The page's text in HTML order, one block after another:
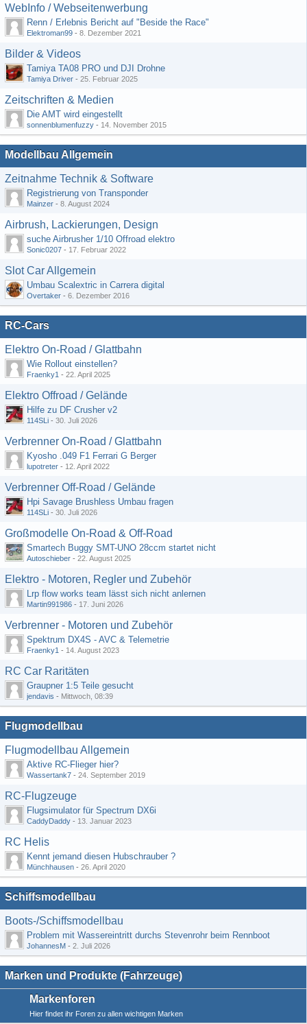
WebInfo / Webseitenwerbung
Renn / Erlebnis Bericht auf "Beside the Race"
Elektroman99 - 8. Dezember 2021
Bilder & Videos
Tamiya TA08 PRO und DJI Drohne
Tamiya Driver - 25. Februar 2025
Zeitschriften & Medien
Die AMT wird eingestellt
sonnenblumenfuzzy - 14. November 2015
Modellbau Allgemein
Zeitnahme Technik & Software
Registrierung von Transponder
Mainzer - 8. August 2024
Airbrush, Lackierungen, Design
suche Airbrusher 1/10 Offroad elektro
Sonic0207 - 17. Februar 2022
Slot Car Allgemein
Umbau Scalextric in Carrera digital
Overtaker - 6. Dezember 2016
RC-Cars
Elektro On-Road / Glattbahn
Wie Rollout einstellen?
Fraenky1 - 22. April 2025
Elektro Offroad / Gelände
Hilfe zu DF Crusher v2
114SLi - 30. Juli 2026
Verbrenner On-Road / Glattbahn
Kyosho .049 F1 Ferrari G Berger
lupotreter - 12. April 2022
Verbrenner Off-Road / Gelände
Hpi Savage Brushless Umbau fragen
114SLi - 30. Juli 2026
Großmodelle On-Road & Off-Road
Smartech Buggy SMT-UNO 28ccm startet nicht
Autoschieber - 22. August 2025
Elektro - Motoren, Regler und Zubehör
Lrp flow works team lässt sich nicht anlernen
Martin991986 - 17. Juni 2026
Verbrenner - Motoren und Zubehör
Spektrum DX4S - AVC & Telemetrie
Fraenky1 - 14. August 2023
RC Car Raritäten
Graupner 1:5 Teile gesucht
jendavis - Mittwoch, 08:39
Flugmodellbau
Flugmodellbau Allgemein
Aktive RC-Flieger hier?
Wassertank7 - 24. September 2019
RC-Flugzeuge
Flugsimulator für Spectrum DX6i
CaddyDaddy - 13. Januar 2023
RC Helis
Kennt jemand diesen Hubschrauber ?
Münchhausen - 26. April 2020
Schiffsmodellbau
Boots-/Schiffsmodellbau
Problem mit Wassereintritt durchs Stevenrohr beim Rennboot
JohannesM - 2. Juli 2026
Marken und Produkte (Fahrzeuge)
Markenforen
Hier findet ihr Foren zu allen wichtigen Marken